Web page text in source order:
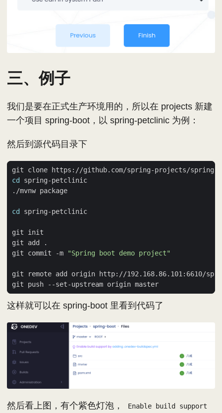
三、例子
我们是要在正式生产环境用的，所以在 projects 新建
一个项目 spring-boot，以 spring-petclinic 为例：
然后到源代码目录下
cd
cd
git commit -m
"Spring boot demo project"
这样就可以在 spring-boot 里看到代码了
然后看上图，有个紫色灯泡，
Enable build support